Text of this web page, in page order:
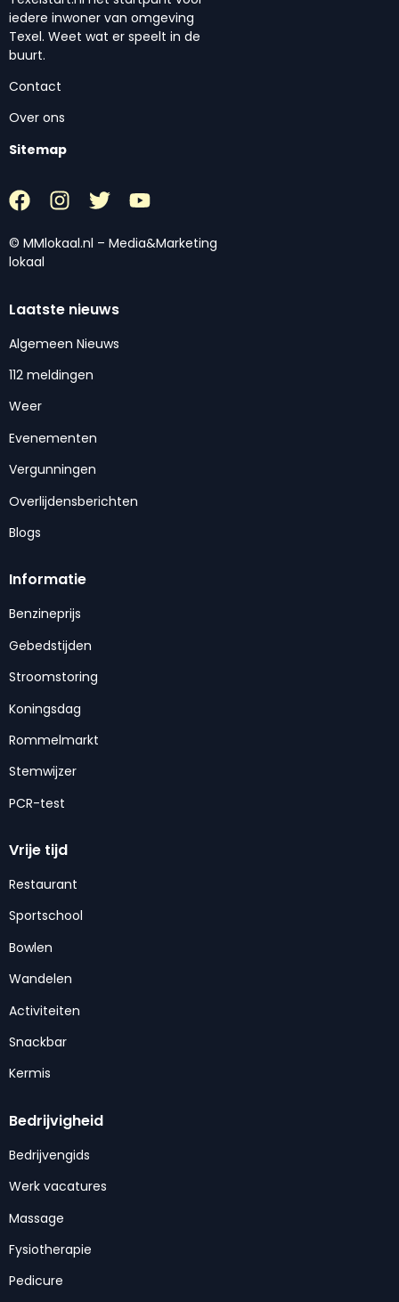
iedere inwoner van omgeving
Texel. Weet wat er speelt in de
buurt.
Contact
Over ons
Sitemap
© MMlokaal.nl – Media&Marketing
lokaal
Laatste nieuws
Algemeen Nieuws
112 meldingen
Weer
Evenementen
Vergunningen
Overlijdensberichten
Blogs
Informatie
Benzineprijs
Gebedstijden
Stroomstoring
Koningsdag
Rommelmarkt
Stemwijzer
PCR-test
Vrije tijd
Restaurant
Sportschool
Bowlen
Wandelen
Activiteiten
Snackbar
Kermis
Bedrijvigheid
Bedrijvengids
Werk vacatures
Massage
Fysiotherapie
Pedicure